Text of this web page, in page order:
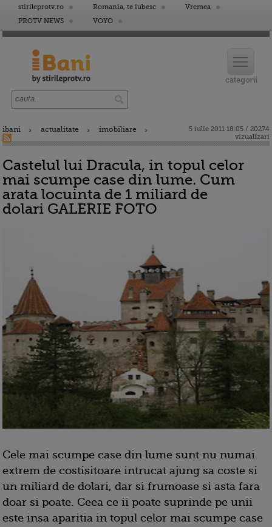
stirileprotv.ro Romania, te iubesc
Vremea
PROTV NEWS
VOYO
ibani actualitate imobiliare
5 iulie 2011 18:05 / 20274
vizualizari
Castelul lui Dracula, in topul celor
mai scumpe case din lume. Cum
arata locuinta de 1 miliard de
dolari GALERIE FOTO
Cele mai scumpe case din lume sunt nu numai
extrem de costisitoare intrucat ajung sa coste si
un miliard de dolari, dar si frumoase si asta fara
doar si poate. Ceea ce ii poate suprinde pe unii
este insa aparitia in topul celor mai scumpe case